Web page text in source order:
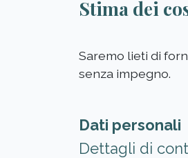
Stima dei
Saremo lieti di
senza impegno.
Dati personali
Dettagli di